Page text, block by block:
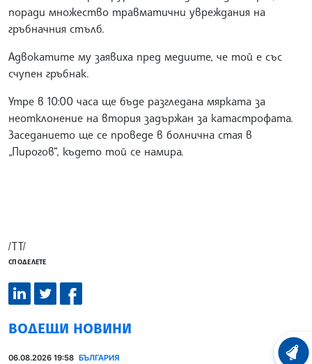
поради множество травматични увреждания на
гръбначния стълб.
Адвокатите му заявиха пред медиите, че той е със
счупен гръбнак.
Утре в 10:00 часа ще бъде разгледана мярката за
неотклонение на втория задържан за катастрофата.
Заседанието ще се проведе в болнична стая в
„Пирогов“, където той се намира.
/ТТ/
СПОДЕЛЕТЕ
ВОДЕЩИ НОВИНИ
06.08.2026 19:58 БЪЛГАРИЯ